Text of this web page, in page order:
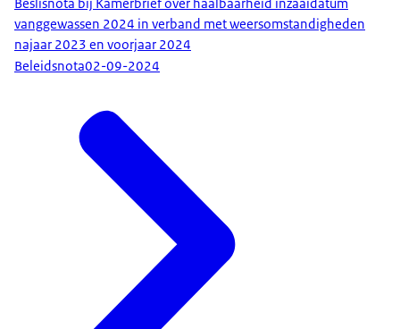
vanggewassen 2024 in verband met weersomstandigheden
najaar 2023 en voorjaar 2024
Beleidsnota02-09-2024